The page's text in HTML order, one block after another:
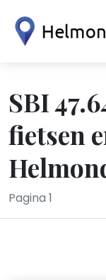
SBI
fietsen
Pagina 1